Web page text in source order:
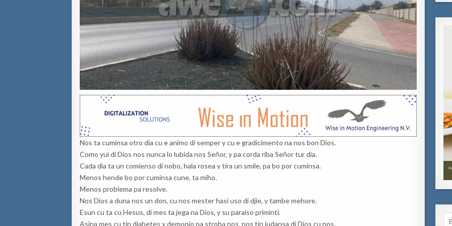
Nos ta cuminsa otro día cu e animo di semper y cu e gradicimento na nos bon Dios.
Como yui di Dios nos nunca lo lubida nos Señor, y pa corda riba Señor tur dia.
Cada dia ta un comienso di nobo, hala rosea y tira un smile, pa bo por cuminsa.
Menos hende bo por cuminsa cune, ta miho.
Menos problema pa resolve.
Nos Dios a duna nos un don, cu nos mester hasi uso di djie, y tambe mehore.
Esun cu ta cu Hesus, di mes ta jega na Dios, y su paraiso priminti.
Asina mes cu tin diabetes y demonio pa stroba nos, nos tin judansa di Dios cu nos.